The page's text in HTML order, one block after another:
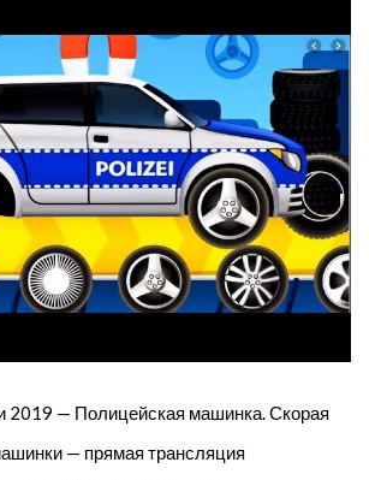
2019 — Полицейская машинка. Скорая
— прямая трансляция